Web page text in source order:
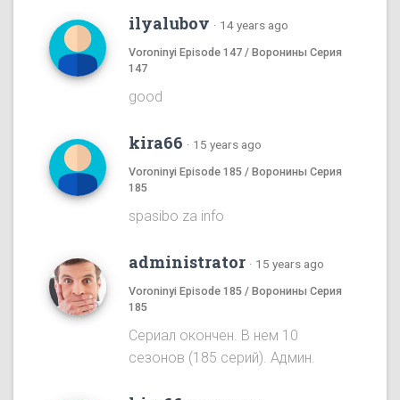
ilyalubov · 14 years ago
Voroninyi Episode 147 / Воронины Серия
147
good
kira66 · 15 years ago
Voroninyi Episode 185 / Воронины Серия
185
spasibo za info
administrator · 15 years ago
Voroninyi Episode 185 / Воронины Серия
185
Сериал окончен. В нем 10
сезонов (185 серий). Админ.